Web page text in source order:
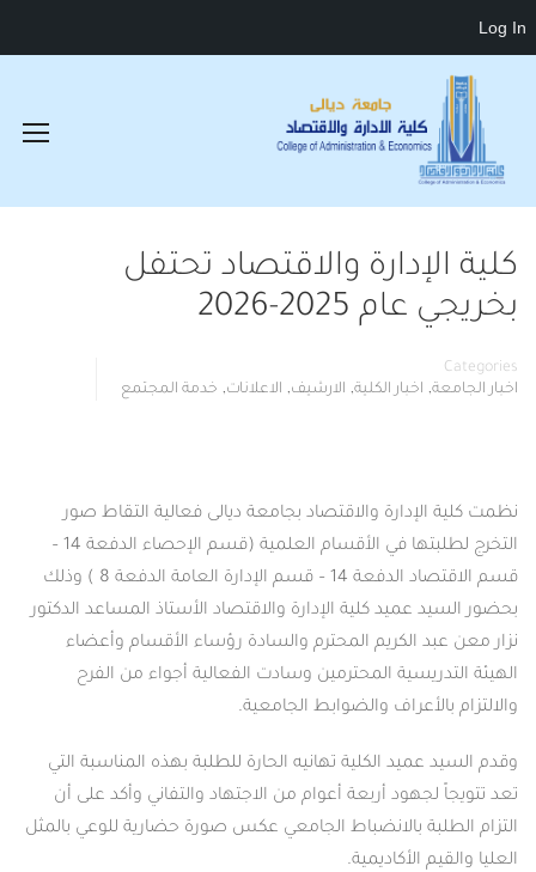
Log In
كلية الإدارة والاقتصاد تحتفل
بخريجي عام 2025-2026
Categories
اخبار الجامعة, اخبار الكلية, الارشيف, الاعلانات, خدمة المجتمع
نظمت كلية الإدارة والاقتصاد بجامعة ديالى فعالية التقاط صور
التخرج لطلبتها في الأقسام العلمية (قسم الإحصاء الدفعة 14 –
قسم الاقتصاد الدفعة 14 – قسم الإدارة العامة الدفعة 8 ) وذلك
بحضور السيد عميد كلية الإدارة والاقتصاد الأستاذ المساعد الدكتور
نزار معن عبد الكريم المحترم والسادة رؤساء الأقسام وأعضاء
الهيئة التدريسية المحترمين وسادت الفعالية أجواء من الفرح
والالتزام بالأعراف والضوابط الجامعية.
وقدم السيد عميد الكلية تهانيه الحارة للطلبة بهذه المناسبة التي
تعد تتويجاً لجهود أربعة أعوام من الاجتهاد والتفاني وأكد على أن
التزام الطلبة بالانضباط الجامعي عكس صورة حضارية للوعي بالمثل
العليا والقيم الأكاديمية.